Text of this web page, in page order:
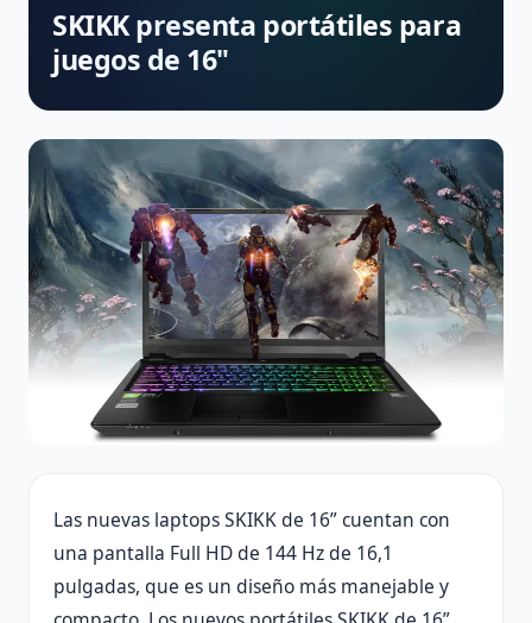
SKIKK presenta portátiles para
juegos de 16"
Las nuevas laptops SKIKK de 16” cuentan con
una pantalla Full HD de 144 Hz de 16,1
pulgadas, que es un diseño más manejable y